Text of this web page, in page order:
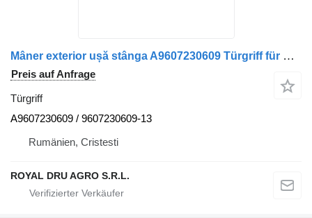
Mâner exterior ușă stânga A9607230609 Türgriff für Mercedes-Benz A9607230609 LKW
Preis auf Anfrage
Türgriff
A9607230609 / 9607230609-13
Rumänien, Cristesti
ROYAL DRU AGRO S.R.L.